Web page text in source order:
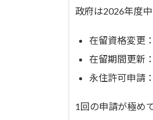
政府は2026年度
在留資格変更
在留期間更新
永住許可申請
1回の申請が極め